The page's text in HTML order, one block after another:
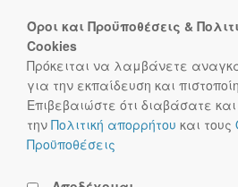
Όροι και Προϋποθέσεις &
Cookies
Πρόκειται να λαμβάνετε
για την εκπαίδευση και
Επιβεβαιώστε ότι διαβάσατε
την Πολιτική απορρήτου και τους
Προϋποθέσεις